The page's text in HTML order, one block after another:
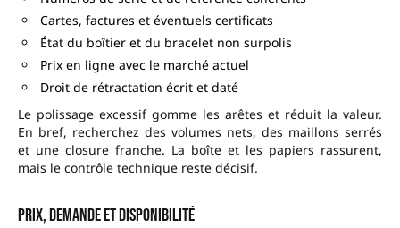
Cartes, factures et éventuels certificats
État du boîtier et du bracelet non surpolis
Prix en ligne avec le marché actuel
Droit de rétractation écrit et daté
Le polissage excessif gomme les arêtes et réduit la valeur.
En bref, recherchez des volumes nets, des maillons serrés
et une closure franche. La boîte et les papiers rassurent,
mais le contrôle technique reste décisif.
Prix, demande et disponibilité